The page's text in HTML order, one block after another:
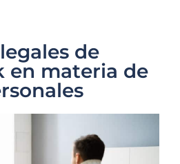
de
en materia de